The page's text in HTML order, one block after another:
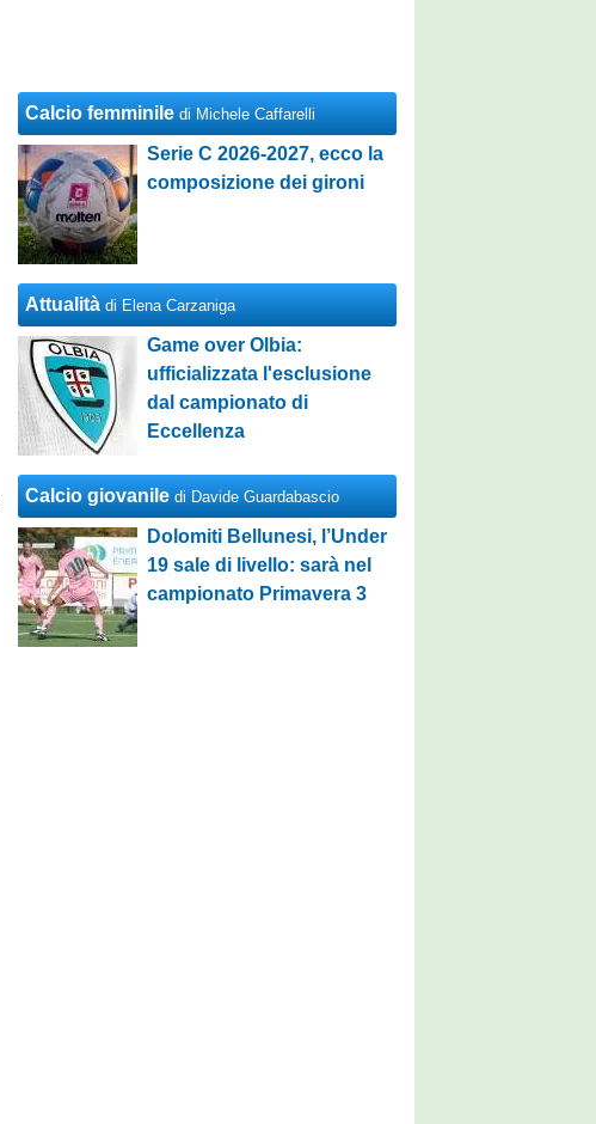
Calcio femminile di Michele Caffarelli
Serie C 2026-2027, ecco la
composizione dei gironi
Attualità di Elena Carzaniga
Game over Olbia:
ufficializzata l'esclusione
dal campionato di
Eccellenza
Calcio giovanile di Davide Guardabascio
Dolomiti Bellunesi, l’Under
19 sale di livello: sarà nel
campionato Primavera 3